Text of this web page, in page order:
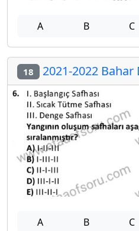
A B C
18 2021-2022 Bahar
A B C